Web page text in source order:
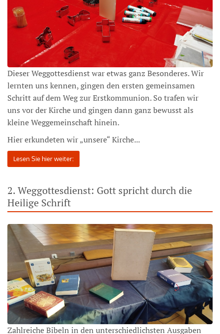
Dieser Weggottesdienst war etwas ganz Besonderes. Wir
lernten uns kennen, gingen den ersten gemeinsamen
Schritt auf dem Weg zur Erstkommunion. So trafen wir
uns vor der Kirche und gingen dann ganz bewusst als
kleine Weggemeinschaft hinein.
Hier erkundeten wir „unsere“ Kirche...
Lesen Sie hier weiter:
2. Weggottesdienst: Gott spricht durch die
Heilige Schrift
Zahlreiche Bibeln in den unterschiedlichsten Ausgaben